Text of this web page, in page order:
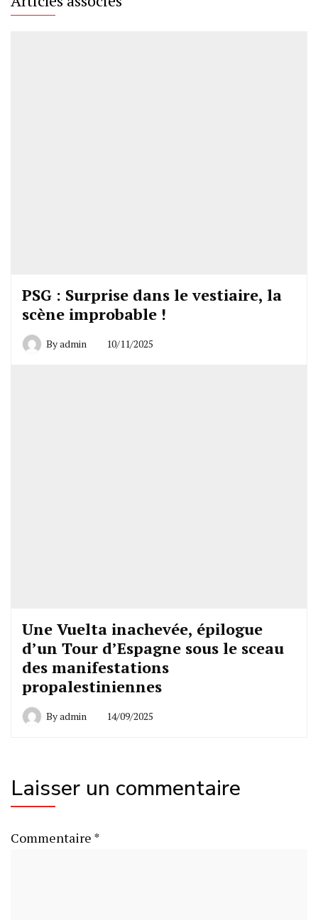
PSG : Surprise dans le vestiaire, la
scène improbable !
Byadmin 10/11/2025
Une Vuelta inachevée, épilogue
d’un Tour d’Espagne sous le sceau
des manifestations
propalestiniennes
Byadmin 14/09/2025
Laisser un commentaire
Commentaire *